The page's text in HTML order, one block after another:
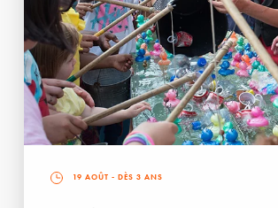
19 AOÛT - DÈS 3 ANS